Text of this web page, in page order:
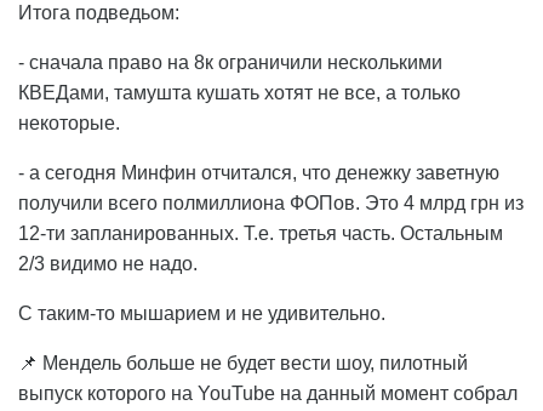
Итога подведьом:
- сначала право на 8к ограничили несколькими
КВЕДами, тамушта кушать хотят не все, а только
некоторые.
- а сегодня Минфин отчитался, что денежку заветную
получили всего полмиллиона ФОПов. Это 4 млрд грн из
12-ти запланированных. Т.е. третья часть. Остальным
2/3 видимо не надо.
С таким-то мышарием и не удивительно.
📌 Мендель больше не будет вести шоу, пилотный
выпуск которого на YouTube на данный момент собрал